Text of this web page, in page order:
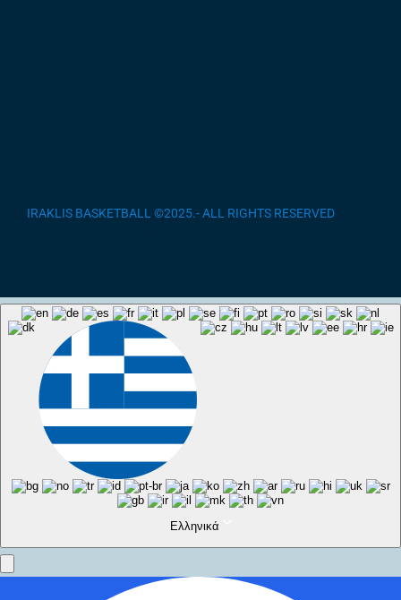
IRAKLIS BASKETBALL ©2025.- ALL RIGHTS RESERVED
Ελληνικά